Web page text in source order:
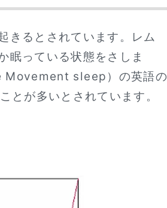
きるとされています。レム
眠っている状態をさしま
Movement sleep）の英語の
とが多いとされています。